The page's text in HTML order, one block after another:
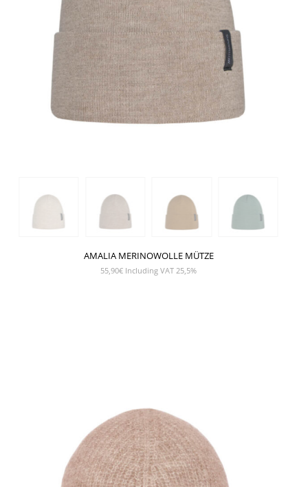
AMALIA MERINOWOLLE MÜTZE
55,90€ Including VAT 25,5%